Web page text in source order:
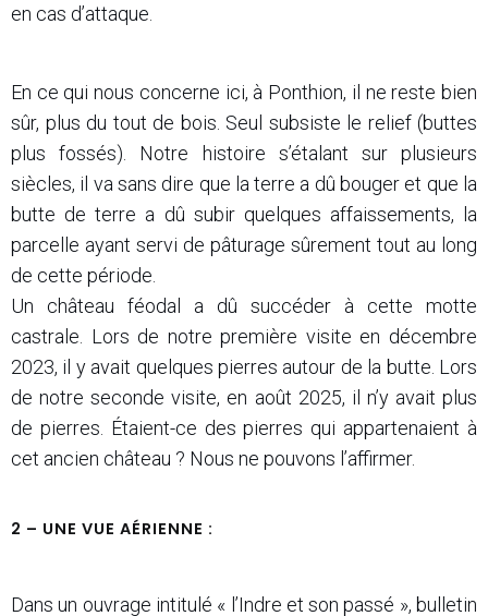
en cas d’attaque.
En ce qui nous concerne ici, à Ponthion, il ne reste bien
sûr, plus du tout de bois. Seul subsiste le relief (buttes
plus fossés). Notre histoire s’étalant sur plusieurs
siècles, il va sans dire que la terre a dû bouger et que la
butte de terre a dû subir quelques affaissements, la
parcelle ayant servi de pâturage sûrement tout au long
de cette période.
Un château féodal a dû succéder à cette motte
castrale. Lors de notre première visite en décembre
2023, il y avait quelques pierres autour de la butte. Lors
de notre seconde visite, en août 2025, il n’y avait plus
de pierres. Étaient-ce des pierres qui appartenaient à
cet ancien château ? Nous ne pouvons l’affirmer.
2 – UNE VUE AÉRIENNE :
Dans un ouvrage intitulé « l’Indre et son passé », bulletin